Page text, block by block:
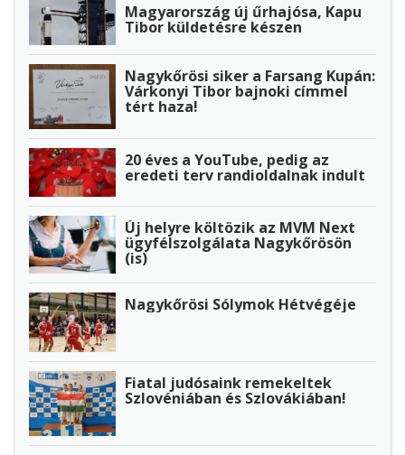
Magyarország új űrhajósa, Kapu
Tibor küldetésre készen
Nagykőrösi siker a Farsang Kupán:
Várkonyi Tibor bajnoki címmel
tért haza!
20 éves a YouTube, pedig az
eredeti terv randioldalnak indult
Új helyre költözik az MVM Next
ügyfélszolgálata Nagykőrösön
(is)
Nagykőrösi Sólymok Hétvégéje
Fiatal judósaink remekeltek
Szlovéniában és Szlovákiában!